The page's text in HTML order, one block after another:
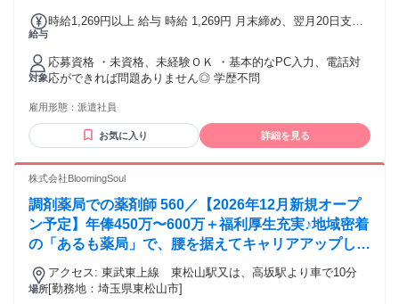
給与
時給1,269円以上 給与 時給 1,269円 月末締め、翌月20日支払
対象
応募資格 ・未資格、未経験ＯＫ ・基本的なPC入力、電話対
応ができれば問題ありません◎ 学歴不問
雇用形態： 派遣社員
お気に入り 詳細を見る
株式会社BloomingSoul
調剤薬局での薬剤師 560／【2026年12月新規オープ
ン予定】年俸450万〜600万＋福利厚生充実♪地域密着
の「あるも薬局」で、腰を据えてキャリアアップしま
せんか？
場所
アクセス: 東武東上線 東松山駅又は、高坂駅より車で10分
[勤務地：埼玉県東松山市]